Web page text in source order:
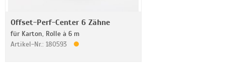
Offset-Perf-Center 6 Zähne
für Karton, Rolle à 6 m
Artikel-Nr.: 180593